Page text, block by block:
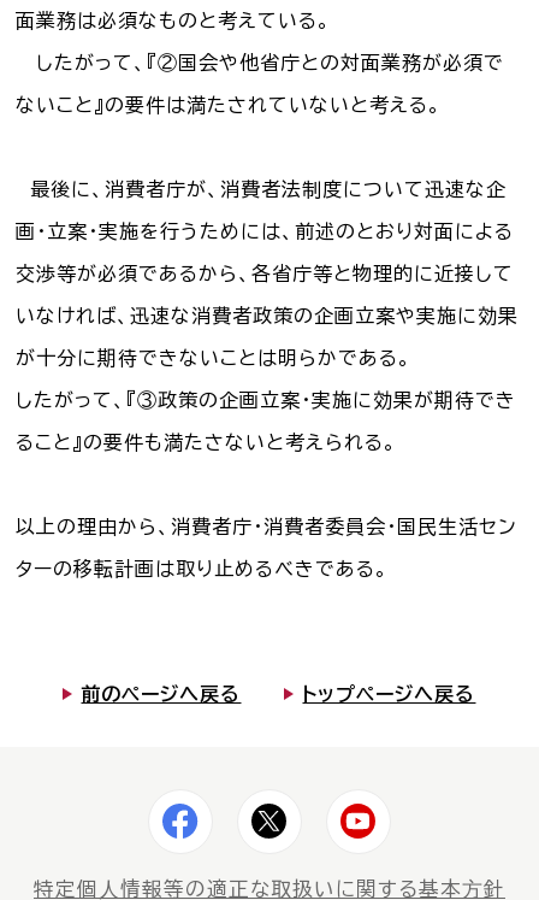
面業務は必須なものと考えている。
したがって、『②国会や他省庁との対面業務が必須で
ないこと』の要件は満たされていないと考える。
最後に、消費者庁が、消費者法制度について迅速な企
画・立案・実施を行うためには、前述のとおり対面による
交渉等が必須であるから、各省庁等と物理的に近接して
いなければ、迅速な消費者政策の企画立案や実施に効果
が十分に期待できないことは明らかである。
したがって、『③政策の企画立案・実施に効果が期待でき
ること』の要件も満たさないと考えられる。
以上の理由から、消費者庁・消費者委員会・国民生活セン
ターの移転計画は取り止めるべきである。
前のページへ戻る トップページへ戻る
特定個⼈情報等の適正な取扱いに関する基本⽅針